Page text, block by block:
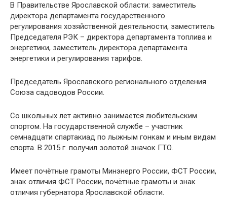
В Правительстве Ярославской области: заместитель
директора департамента государственного
регулирования хозяйственной деятельности, заместитель
Председателя РЭК – директора департамента топлива и
энергетики, заместитель директора департамента
энергетики и регулирования тарифов.
Председатель Ярославского регионального отделения
Союза садоводов России.
Со школьных лет активно занимается любительским
спортом. На государственной службе – участник
семнадцати спартакиад по лыжным гонкам и иным видам
спорта. В 2015 г. получил золотой значок ГТО.
Имеет почётные грамоты Минэнерго России, ФСТ России,
знак отличия ФСТ России, почётные грамоты и знак
отличия губернатора Ярославской области.